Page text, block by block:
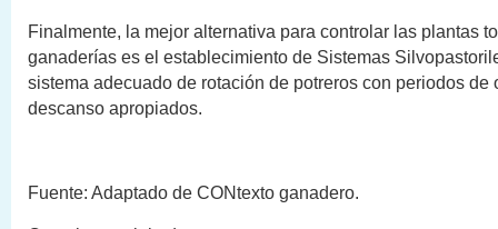
Finalmente, la mejor alternativa para controlar las plantas
ganaderías es el establecimiento de Sistemas
sistema adecuado de rotación de potreros con periodos de
descanso apropiados.
Fuente: Adaptado de CONtexto ganadero.